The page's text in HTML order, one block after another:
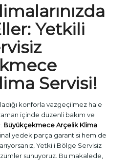
Yetkili
Servisi!
konforla vazgeçilmez hale
içinde düzenli bakım ve
Büyükçekmece Arçelik Klima
yedek parça garantisi hem de
Yetkili Bölge Servisiz
sunuyoruz. Bu makalede,